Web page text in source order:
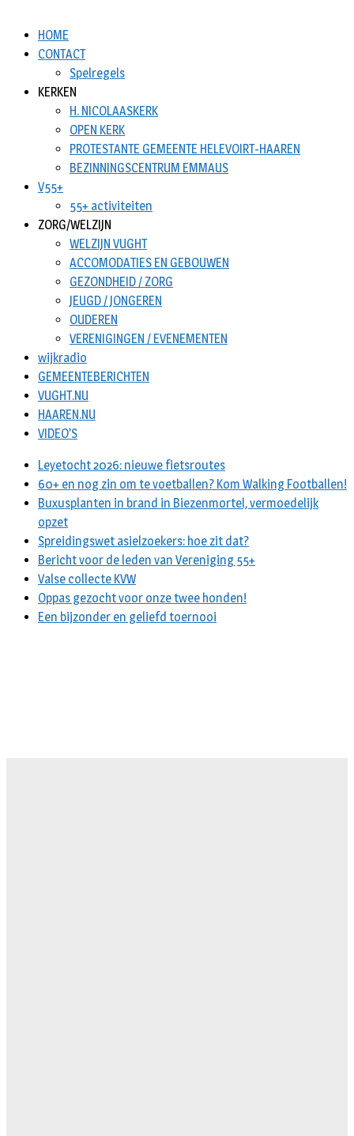
HOME
CONTACT
Spelregels
KERKEN
H. NICOLAASKERK
OPEN KERK
PROTESTANTE GEMEENTE HELEVOIRT-HAAREN
BEZINNINGSCENTRUM EMMAUS
V55+
55+ activiteiten
ZORG/WELZIJN
WELZIJN VUGHT
ACCOMODATIES EN GEBOUWEN
GEZONDHEID / ZORG
JEUGD / JONGEREN
OUDEREN
VERENIGINGEN / EVENEMENTEN
wijkradio
GEMEENTEBERICHTEN
VUGHT.NU
HAAREN.NU
VIDEO’S
Leyetocht 2026: nieuwe fietsroutes
60+ en nog zin om te voetballen? Kom Walking Footballen!
Buxusplanten in brand in Biezenmortel, vermoedelijk
opzet
Spreidingswet asielzoekers: hoe zit dat?
Bericht voor de leden van Vereniging 55+
Valse collecte KVW
Oppas gezocht voor onze twee honden!
Een bijzonder en geliefd toernooi